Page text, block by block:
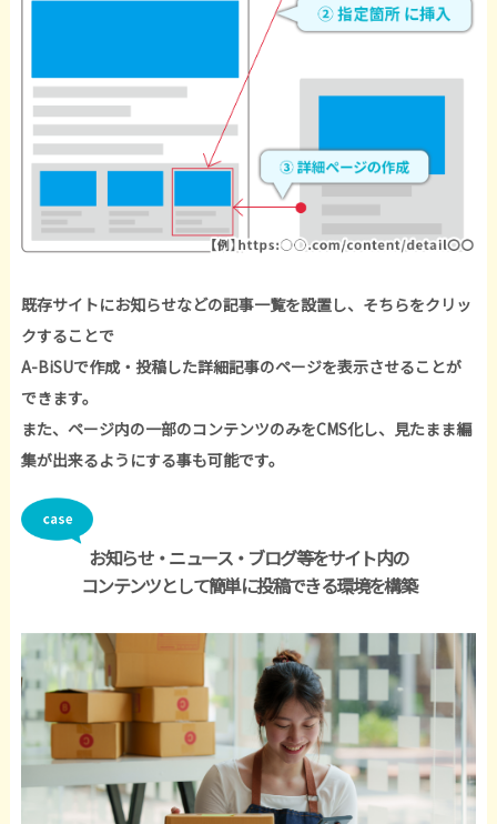
既存サイトにお知らせなどの記事一覧を設置し、そちらをクリッ
クすることで
A-BiSUで作成・投稿した詳細記事のページを表示させることが
できます。
また、ページ内の一部のコンテンツのみをCMS化し、見たまま編
集が出来るようにする事も可能です。
お知らせ・ニュース・ブログ等をサイト内の
コンテンツとして簡単に投稿できる環境を構築